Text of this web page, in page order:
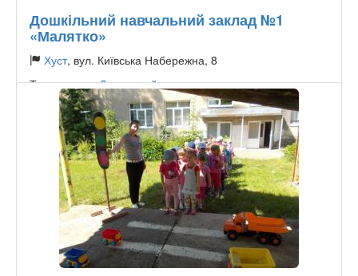
Дошкільний навчальний заклад №1
«Малятко»
Хуст, вул. Київська Набережна, 8
Тип садочку:Державний